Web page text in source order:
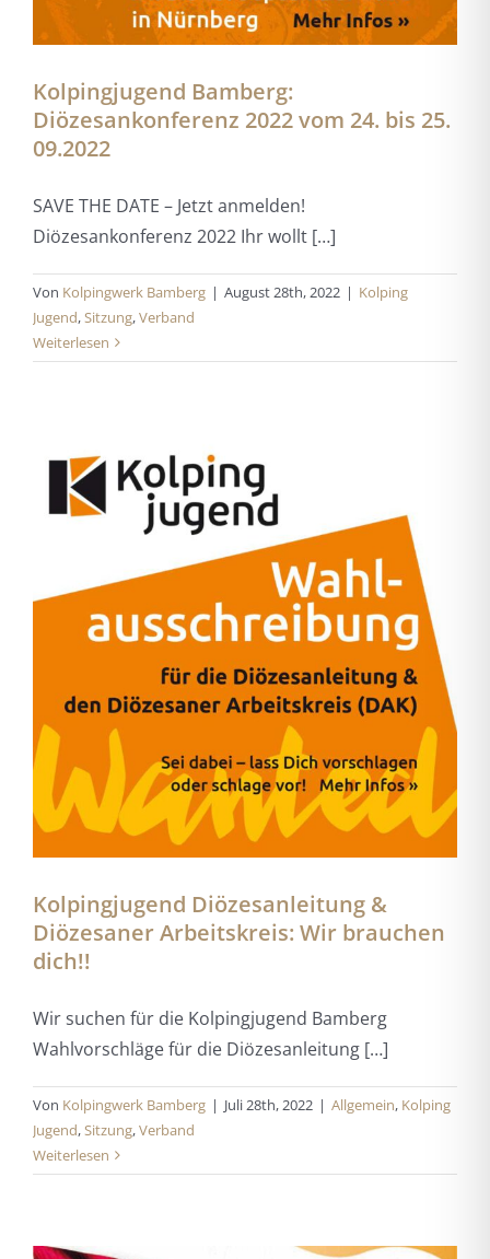
Kolpingjugend Bamberg:
Diözesankonferenz 2022 vom 24. bis 25.
09.2022
SAVE THE DATE – Jetzt anmelden!
Diözesankonferenz 2022 Ihr wollt […]
Von Kolpingwerk Bamberg | August 28th, 2022 | Kolping
Jugend,Sitzung,Verband
Weiterlesen
Kolpingjugend Diözesanleitung &
Diözesaner Arbeitskreis: Wir brauchen
dich!!
Wir suchen für die Kolpingjugend Bamberg
Wahlvorschläge für die Diözesanleitung […]
Von Kolpingwerk Bamberg | Juli 28th, 2022 | Allgemein, Kolping
Jugend,Sitzung,Verband
Weiterlesen